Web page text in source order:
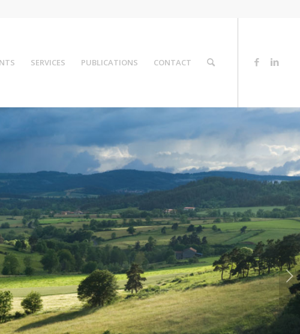
SERVICES PUBLICATIONS CONTACT
Suivant